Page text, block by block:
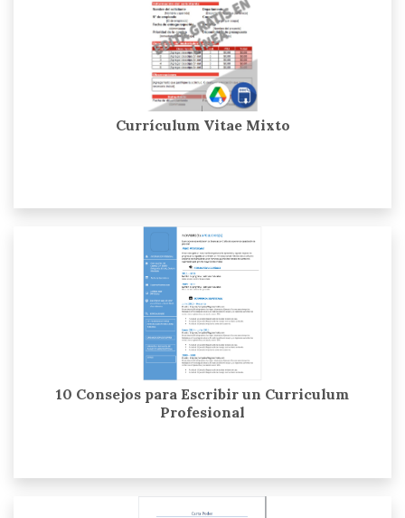
Currículum Vitae Mixto
10 Consejos para Escribir un Curriculum
Profesional